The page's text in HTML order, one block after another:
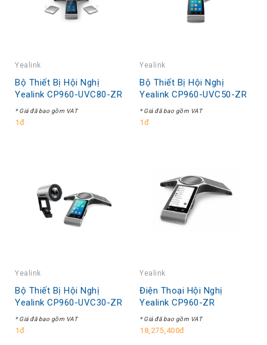
Yealink
Bộ Thiết Bị Hội Nghị
Yealink CP960-UVC80-ZR
* Giá đã bao gồm VAT
1đ
Yealink
Bộ Thiết Bị Hội Nghị
Yealink CP960-UVC50-ZR
* Giá đã bao gồm VAT
1đ
Yealink
Bộ Thiết Bị Hội Nghị
Yealink CP960-UVC30-ZR
* Giá đã bao gồm VAT
1đ
Yealink
Điện Thoại Hội Nghị
Yealink CP960-ZR
* Giá đã bao gồm VAT
18,275,400đ